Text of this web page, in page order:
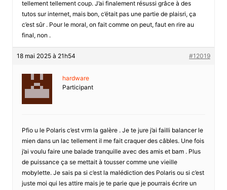
tellement tellement coup. J’ai finalement résussi grâce à des
tutos sur internet, mais bon, c’était pas une partie de plaisri, ça
c’est sûr . Pour le moral, on fait comme on peut, faut en rire au
final, non .
18 mai 2025 à 21h54 #12019
hardware
Participant
Pfio u le Polaris c’est vrm la galère . Je te jure j’ai failli balancer le
mien dans un lac tellement il me fait craquer des câbles. Une fois
j’ai voulu faire une balade tranquille avec des amis et bam . Plus
de puissance ça se mettait à tousser comme une vieille
mobylette. Je sais pa si c’est la malédiction des Polaris ou si c’est
juste moi qui les attire mais je te parie que je pourrais écrire un